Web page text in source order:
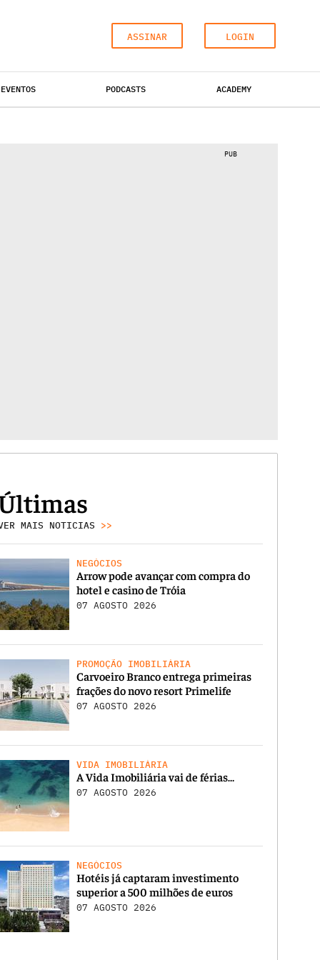
ASSINAR LOGIN
EVENTOS PODCASTS ACADEMY
PUB
MAIS NOTICIAS >>
NEGÓCIOS
Arrow pode avançar com compra do
hotel e casino de Tróia
07 AGOSTO 2026
PROMOÇÃO IMOBILIÁRIA
Carvoeiro Branco entrega primeiras
frações do novo resort Primelife
07 AGOSTO 2026
VIDA IMOBILIÁRIA
A Vida Imobiliária vai de férias…
07 AGOSTO 2026
NEGÓCIOS
Hotéis já captaram investimento
superior a 500 milhões de euros
07 AGOSTO 2026